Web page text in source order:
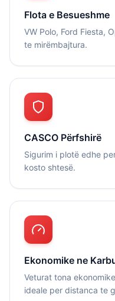
Flota e Besueshme
VW Polo, Ford Fiesta,
te mirëmbajtura.
CASCO Përfshirë
Sigurim i plotë edhe
kosto shtesë.
Ekonomike ne
Veturat tona
ideale per distanca te